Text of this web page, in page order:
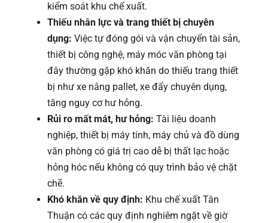
kiểm soát khu chế xuất.
Thiếu nhân lực và trang thiết bị chuyên
dụng: Việc tự đóng gói và vận chuyển tài sản,
thiết bị công nghệ, máy móc văn phòng tại
đây thường gặp khó khăn do thiếu trang thiết
bị như xe nâng pallet, xe đẩy chuyên dụng,
tăng nguy cơ hư hỏng.
Rủi ro mất mát, hư hỏng: Tài liệu doanh
nghiệp, thiết bị máy tính, máy chủ và đồ dùng
văn phòng có giá trị cao dễ bị thất lạc hoặc
hỏng hóc nếu không có quy trình bảo vệ chặt
chẽ.
Khó khăn về quy định: Khu chế xuất Tân
Thuận có các quy định nghiêm ngặt về giờ